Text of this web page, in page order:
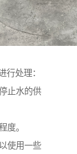
行处理：
止水的供
度。
使用一些